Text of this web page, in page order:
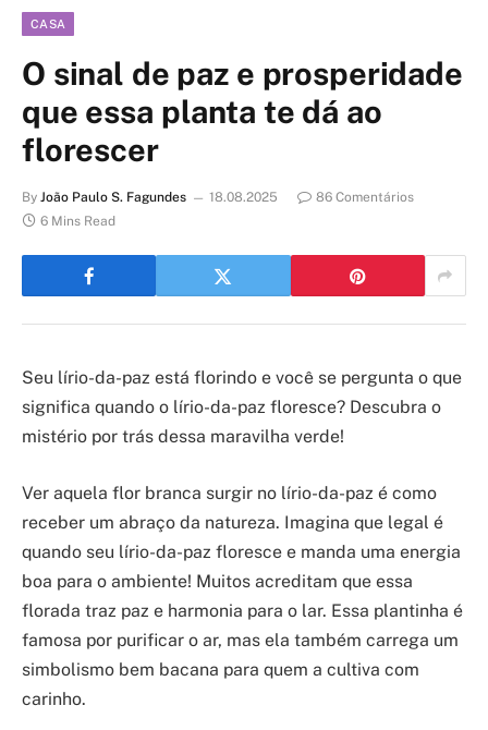
CASA
O sinal de paz e prosperidade
que essa planta te dá ao
florescer
By João Paulo S. Fagundes 18.08.2025
86 Comentários
6 Mins Read
Seu lírio-da-paz está florindo e você se pergunta o que
significa quando o lírio-da-paz floresce? Descubra o
mistério por trás dessa maravilha verde!
Ver aquela flor branca surgir no lírio-da-paz é como
receber um abraço da natureza. Imagina que legal é
quando seu lírio-da-paz floresce e manda uma energia
boa para o ambiente! Muitos acreditam que essa
florada traz paz e harmonia para o lar. Essa plantinha é
famosa por purificar o ar, mas ela também carrega um
simbolismo bem bacana para quem a cultiva com
carinho.